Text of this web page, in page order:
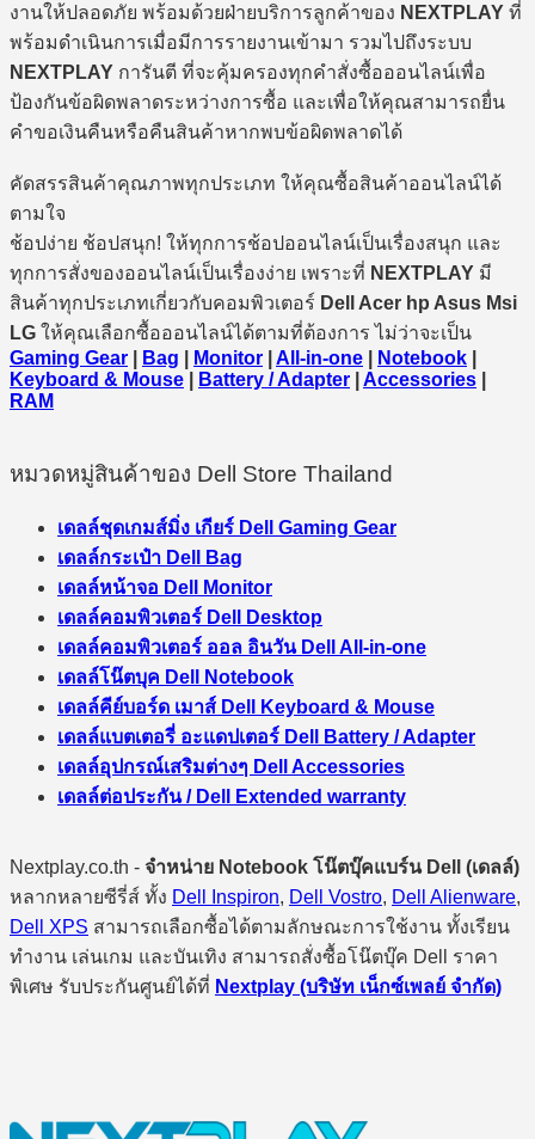
งานให้ปลอดภัย พร้อมด้วยฝ่ายบริการลูกค้าของ NEXTPLAY ที่
พร้อมดำเนินการเมื่อมีการรายงานเข้ามา รวมไปถึงระบบ
NEXTPLAY การันตี ที่จะคุ้มครองทุกคำสั่งซื้อออนไลน์เพื่อ
ป้องกันข้อผิดพลาดระหว่างการซื้อ และเพื่อให้คุณสามารถยื่น
คำขอเงินคืนหรือคืนสินค้าหากพบข้อผิดพลาดได้
คัดสรรสินค้าคุณภาพทุกประเภท ให้คุณซื้อสินค้าออนไลน์ได้
ตามใจ
ช้อปง่าย ช้อปสนุก! ให้ทุกการช้อปออนไลน์เป็นเรื่องสนุก และ
ทุกการสั่งของออนไลน์เป็นเรื่องง่าย เพราะที่ NEXTPLAY มี
สินค้าทุกประเภทเกี่ยวกับคอมพิวเตอร์ Dell Acer hp Asus Msi
LG ให้คุณเลือกซื้อออนไลน์ได้ตามที่ต้องการ ไม่ว่าจะเป็น
Gaming Gear
Bag Monitor All-in-one Notebook
Keyboard & Mouse
Battery / Adapter Accessories
RAM
หมวดหมู่สินค้าของ Dell Store Thailand
เดลล์ชุดเกมส์มิ่ง เกียร์ Dell Gaming Gear
เดลล์กระเป๋า Dell Bag
เดลล์หน้าจอ Dell Monitor
เดลล์คอมพิวเตอร์ Dell Desktop
เดลล์คอมพิวเตอร์ ออล อินวัน Dell All-in-one
เดลล์โน๊ตบุค Dell Notebook
เดลล์คีย์บอร์ด เมาส์ Dell Keyboard & Mouse
เดลล์แบตเตอรี่ อะแดปเตอร์ Dell Battery / Adapter
เดลล์อุปกรณ์เสริมต่างๆ Dell Accessories
เดลล์ต่อประกัน / Dell Extended warranty
Nextplay.co.th - จำหน่าย Notebook โน๊ตบุ๊คแบร์น Dell (เดลล์)
หลากหลายซีรี่ส์ ทั้ง Dell Inspiron, Dell Vostro, Dell Alienware,
Dell XPS สามารถเลือกซื้อได้ตามลักษณะการใช้งาน ทั้งเรียน
ทำงาน เล่นเกม และบันเทิง สามารถสั่งซื้อโน๊ตบุ๊ค Dell ราคา
พิเศษ รับประกันศูนย์ได้ที่ Nextplay (บริษัท เน็กซ์เพลย์ จำกัด)